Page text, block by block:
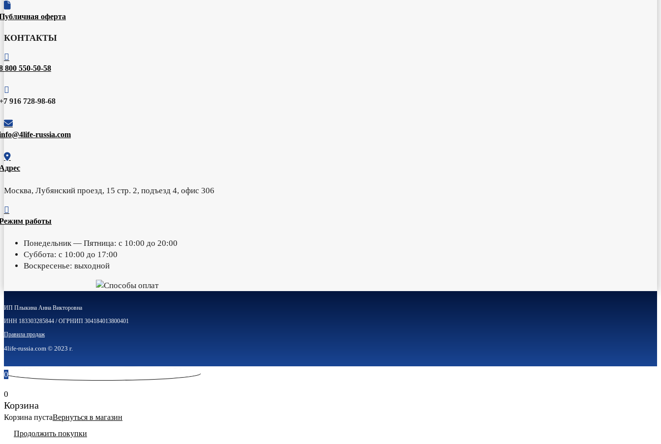

оферта
КОНТАКТЫ

800 550-50-58

916 728-98-68

russia.com

Москва, Лубянский проезд, 15 стр. 2, подъезд 4, офис 306

работы
Понедельник — Пятница: с 10:00 до 20:00
Суббота: с 10:00 до 17:00
Воскресенье: выходной
ИП Плыкина Анна Викторовна
ИНН 183303285844 / ОГРНИП 304184013800401
Правила продаж
4life-russia.com © 2023 г.
0
0
Корзина
Корзина пустаВернуться в магазин
Продолжить покупки